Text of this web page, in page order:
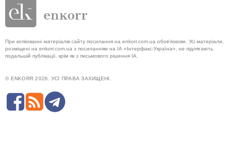
При копіюванні матеріалів сайту посилання на enkorr.com.ua обов'язкове. Усі матеріали,
розміщені на enkorr.com.ua з посиланням на ІА «Інтерфакс-Україна», не підлягають
подальшій публікації, крім як з письмового рішення ІА.
© ENKORR 2026. УСІ ПРАВА ЗАХИЩЕНІ.